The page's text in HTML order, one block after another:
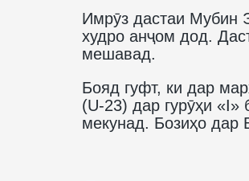
Имрӯз дастаи Мубин
худро анҷом дод.
мешавад.
Бояд гуфт, ки дар
(U-23) дар гурӯҳи «I»
мекунад. Бозиҳо дар